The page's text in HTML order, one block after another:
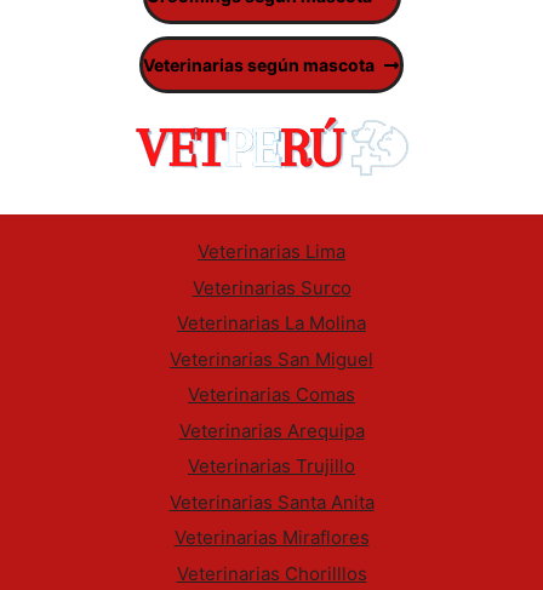
Veterinarias según mascota
Veterinarias Lima
Veterinarias Surco
Veterinarias La Molina
Veterinarias San Miguel
Veterinarias Comas
Veterinarias Arequipa
Veterinarias Trujillo
Veterinarias Santa Anita
Veterinarias Miraflores
Veterinarias Chorilllos